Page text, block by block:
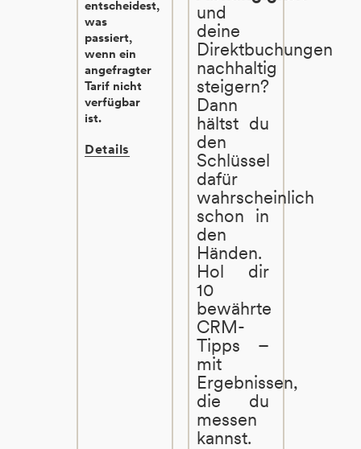
entscheidest,
was
passiert,
wenn ein
angefragter
Tarif nicht
verfügbar
ist.
Details
und
deine
Direktbuchungen
nachhaltig
steigern?
Dann
hältst du
den
Schlüssel
dafür
wahrscheinlich
schon in
den
Händen.
Hol dir
10
bewährte
CRM-
Tipps –
mit
Ergebnissen,
die du
messen
kannst.